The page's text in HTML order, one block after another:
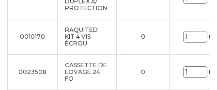
PROTECTION
0010170
RAQUITED
KIT 4 VIS
ÉCROU
0
0023508
CASSETTE DE
LOVAGE 24
FO
0